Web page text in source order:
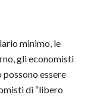
minimo, le
gli economisti
essere
di “libero